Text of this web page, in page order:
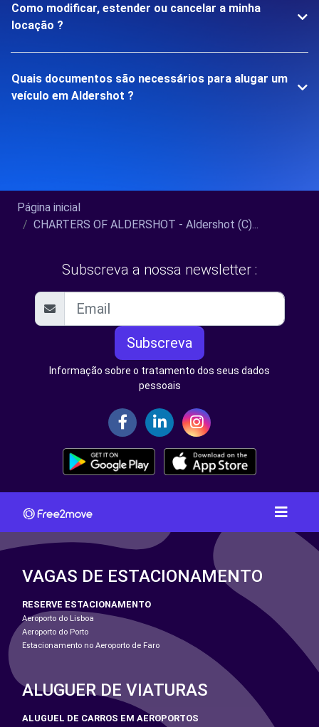
Como modificar, estender ou cancelar a minha
locação ?
Quais documentos são necessários para alugar um
veículo em Aldershot ?
Página inicial
CHARTERS OF ALDERSHOT - Aldershot (C)...
Subscreva a nossa newsletter :
Subscreva
Informação sobre o tratamento dos seus dados
pessoais
VAGAS DE ESTACIONAMENTO
RESERVE ESTACIONAMENTO
Aeroporto do Lisboa
Aeroporto do Porto
Estacionamento no Aeroporto de Faro
ALUGUER DE VIATURAS
ALUGUEL DE CARROS EM AEROPORTOS